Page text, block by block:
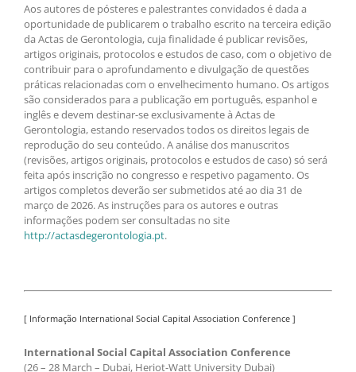
Aos autores de pósteres e palestrantes convidados é dada a
oportunidade de publicarem o trabalho escrito na terceira edição
da Actas de Gerontologia, cuja finalidade é publicar revisões,
artigos originais, protocolos e estudos de caso, com o objetivo de
contribuir para o aprofundamento e divulgação de questões
práticas relacionadas com o envelhecimento humano. Os artigos
são considerados para a publicação em português, espanhol e
inglês e devem destinar-se exclusivamente à Actas de
Gerontologia, estando reservados todos os direitos legais de
reprodução do seu conteúdo. A análise dos manuscritos
(revisões, artigos originais, protocolos e estudos de caso) só será
feita após inscrição no congresso e respetivo pagamento. Os
artigos completos deverão ser submetidos até ao dia 31 de
março de 2026. As instruções para os autores e outras
informações podem ser consultadas no site
http://actasdegerontologia.pt.
[ Informação International Social Capital Association Conference ]
International Social Capital Association Conference
(26 – 28 March – Dubai, Heriot-Watt University Dubai)